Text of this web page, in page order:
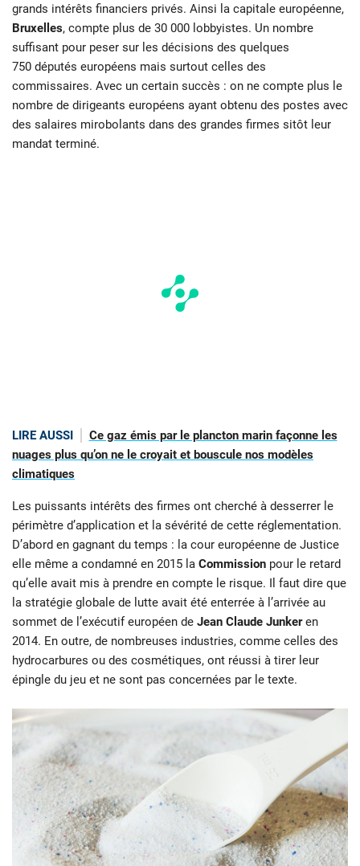
grands intérêts financiers privés. Ainsi la capitale européenne,
Bruxelles, compte plus de 30 000 lobbyistes. Un nombre
suffisant pour peser sur les décisions des quelques
750 députés européens mais surtout celles des
commissaires. Avec un certain succès : on ne compte plus le
nombre de dirigeants européens ayant obtenu des postes avec
des salaires mirobolants dans des grandes firmes sitôt leur
mandat terminé.
LIRE AUSSI
Ce gaz émis par le plancton marin façonne les
nuages plus qu’on ne le croyait et bouscule nos modèles
climatiques
Les puissants intérêts des firmes ont cherché à desserrer le
périmètre d’application et la sévérité de cette réglementation.
D’abord en gagnant du temps : la cour européenne de Justice
elle même a condamné en 2015 la Commission pour le retard
qu’elle avait mis à prendre en compte le risque. Il faut dire que
la stratégie globale de lutte avait été enterrée à l’arrivée au
sommet de l’exécutif européen de Jean Claude Junkeren
2014. En outre, de nombreuses industries, comme celles des
hydrocarbures ou des cosmétiques, ont réussi à tirer leur
épingle du jeu et ne sont pas concernées par le texte.